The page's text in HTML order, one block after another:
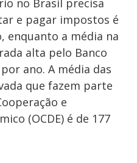
no Brasil precisa
e pagar impostos é
enquanto a média na
alta pelo Banco
ano. A média das
que fazem parte
e
(OCDE) é de 177